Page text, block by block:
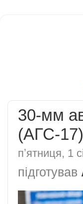
30-мм
(АГС-17)
пʼятниця, 1
підготував